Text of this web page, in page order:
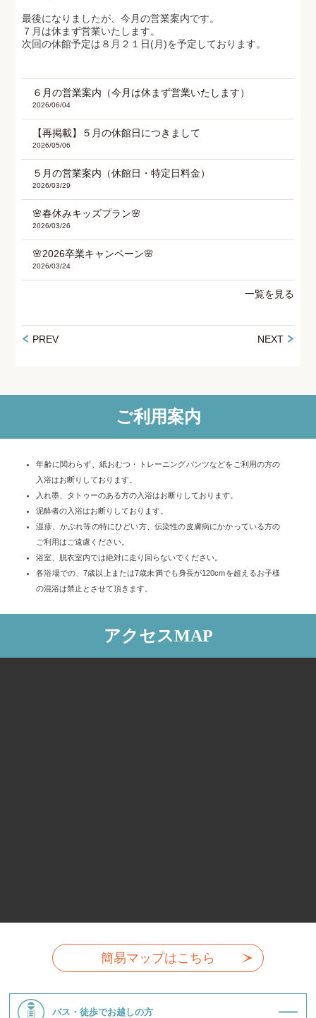
最後になりましたが、今月の営業案内です。
７月は休まず営業いたします。
次回の休館予定は８月２１日(月)を予定しております。
６月の営業案内（今月は休まず営業いたします）
2026/06/04
【再掲載】５月の休館日につきまして
2026/05/06
５月の営業案内（休館日・特定日料金）
2026/03/29
🌸春休みキッズプラン🌸
2026/03/26
🌸2026卒業キャンペーン🌸
2026/03/24
一覧を見る
PREV NEXT
ご利用案内
年齢に関わらず、紙おむつ・トレーニングパンツなどをご利用の方の
入浴はお断りしております。
入れ墨、タトゥーのある方の入浴はお断りしております。
泥酔者の入浴はお断りしております。
湿疹、かぶれ等の特にひどい方、伝染性の皮膚病にかかっている方の
ご利用はご遠慮ください。
浴室、脱衣室内では絶対に走り回らないでください。
各浴場での、7歳以上または7歳未満でも身長が120cmを超えるお子様
の混浴は禁止とさせて頂きます。
アクセスMAP
簡易マップはこちら
バス・徒歩でお越しの方